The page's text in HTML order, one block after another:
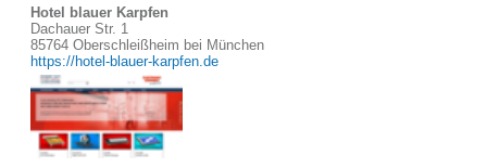
Hotel blauer Karpfen
Dachauer Str. 1
85764 Oberschleißheim bei München
https://hotel-blauer-karpfen.de